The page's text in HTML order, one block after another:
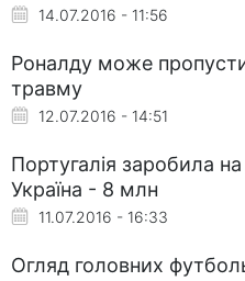
14.07.2016 - 11:56
Роналду може
травму
12.07.2016 - 14:51
Португалія заробила
Україна - 8 млн
11.07.2016 - 16:33
Огляд головних